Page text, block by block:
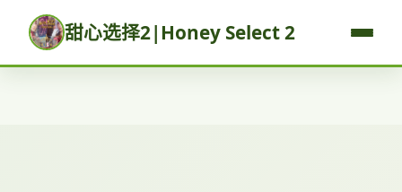
甜心选择2|Honey Select 2